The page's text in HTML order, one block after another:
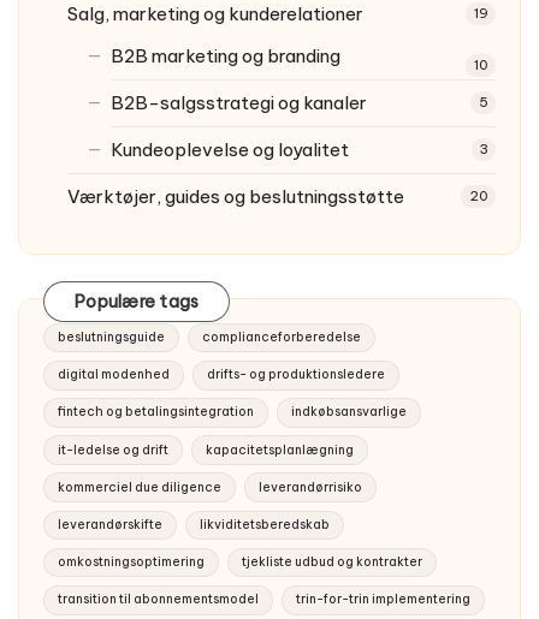
Salg, marketing og kunderelationer 19
B2B marketing og branding 10
B2B-salgsstrategi og kanaler 5
Kundeoplevelse og loyalitet 3
Værktøjer, guides og beslutningsstøtte 20
Populære tags
beslutningsguide complianceforberedelse
digital modenhed drifts- og produktionsledere
fintech og betalingsintegration indkøbsansvarlige
it-ledelse og drift kapacitetsplanlægning
kommerciel due diligence leverandørrisiko
leverandørskifte likviditetsberedskab
omkostningsoptimering tjekliste udbud og kontrakter
transition til abonnementsmodel trin-for-trin implementering